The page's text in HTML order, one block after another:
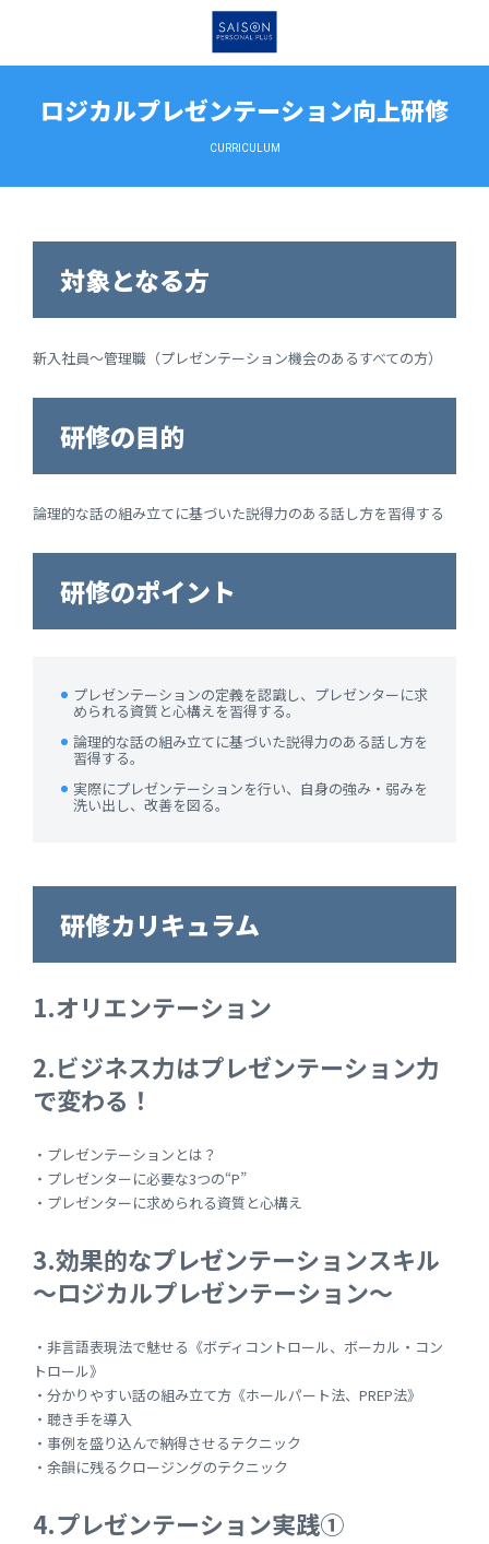
ロジカルプレゼンテーション向上研修
CURRICULUM
対象となる方
新入社員～管理職（プレゼンテーション機会のあるすべての方）
研修の目的
論理的な話の組み立てに基づいた説得力のある話し方を習得する
研修のポイント
プレゼンテーションの定義を認識し、プレゼンターに求
められる資質と心構えを習得する。
論理的な話の組み立てに基づいた説得力のある話し方を
習得する。
実際にプレゼンテーションを行い、自身の強み・弱みを
洗い出し、改善を図る。
研修カリキュラム
1.オリエンテーション
2.ビジネス力はプレゼンテーション力
で変わる！
・プレゼンテーションとは？
・プレゼンターに必要な3つの“P”
・プレゼンターに求められる資質と心構え
3.効果的なプレゼンテーションスキル
～ロジカルプレゼンテーション～
・非言語表現法で魅せる《ボディコントロール、ボーカル・コン
トロール》
・分かりやすい話の組み立て方《ホールパート法、PREP法》
・聴き手を導入
・事例を盛り込んで納得させるテクニック
・余韻に残るクロージングのテクニック
4.プレゼンテーション実践①